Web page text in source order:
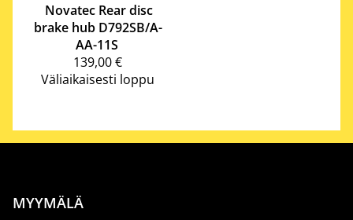
Novatec Rear disc
brake hub D792SB/A-
AA-11S
139,00 €
Väliaikaisesti loppu
MYYMÄLÄ